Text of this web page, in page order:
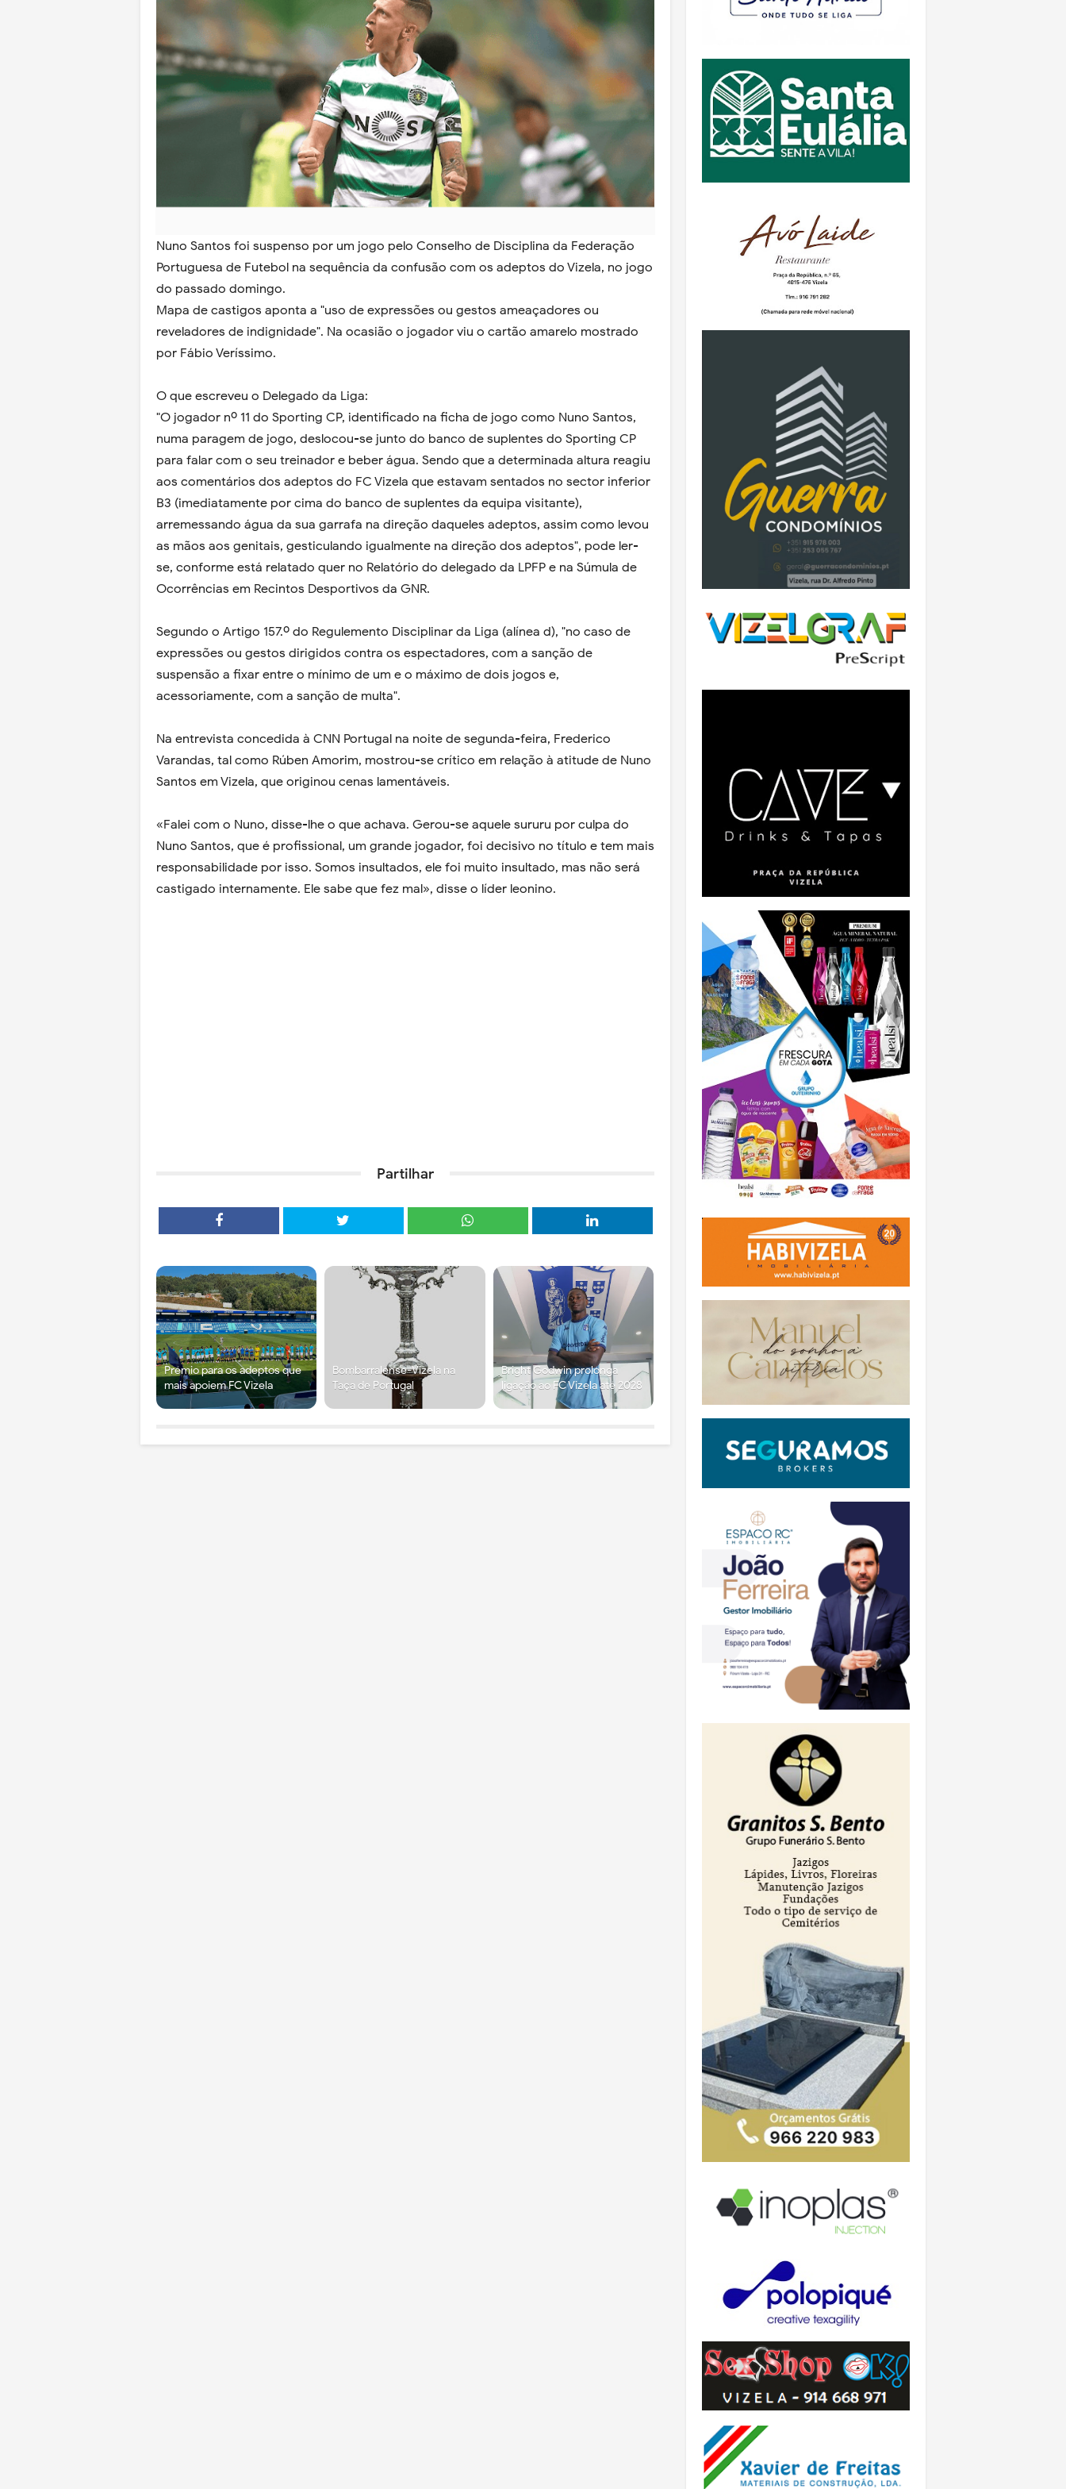
Nuno Santos foi suspenso por um jogo pelo Conselho de Disciplina da Federação
Portuguesa de Futebol na sequência da confusão com os adeptos do Vizela, no jogo
do passado domingo.
Mapa de castigos aponta a "uso de expressões ou gestos ameaçadores ou
reveladores de indignidade". Na ocasião o jogador viu o cartão amarelo mostrado
por Fábio Veríssimo.
O que escreveu o Delegado da Liga:
"O jogador nº 11 do Sporting CP, identificado na ficha de jogo como Nuno Santos,
numa paragem de jogo, deslocou-se junto do banco de suplentes do Sporting CP
para falar com o seu treinador e beber água. Sendo que a determinada altura reagiu
aos comentários dos adeptos do FC Vizela que estavam sentados no sector inferior
B3 (imediatamente por cima do banco de suplentes da equipa visitante),
arremessando água da sua garrafa na direção daqueles adeptos, assim como levou
as mãos aos genitais, gesticulando igualmente na direção dos adeptos", pode ler-
se, conforme está relatado quer no Relatório do delegado da LPFP e na Súmula de
Ocorrências em Recintos Desportivos da GNR.
Segundo o Artigo 157.º do Regulemento Disciplinar da Liga (alínea d), "no caso de
expressões ou gestos dirigidos contra os espectadores, com a sanção de
suspensão a fixar entre o mínimo de um e o máximo de dois jogos e,
acessoriamente, com a sanção de multa".
Na entrevista concedida à CNN Portugal na noite de segunda-feira, Frederico
Varandas, tal como Rúben Amorim, mostrou-se crítico em relação à atitude de Nuno
Santos em Vizela, que originou cenas lamentáveis.
«Falei com o Nuno, disse-lhe o que achava. Gerou-se aquele sururu por culpa do
Nuno Santos, que é profissional, um grande jogador, foi decisivo no título e tem mais
responsabilidade por isso. Somos insultados, ele foi muito insultado, mas não será
castigado internamente. Ele sabe que fez mal», disse o líder leonino.
Partilhar
Prémio para os adeptos que
mais apoiem FC Vizela
Bombarralense-Vizela na
Taça de Portugal
Bright Godwin prolonga
ligação ao FC Vizela até 2028